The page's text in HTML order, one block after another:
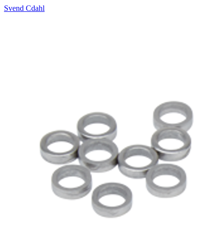
Svend Cdahl